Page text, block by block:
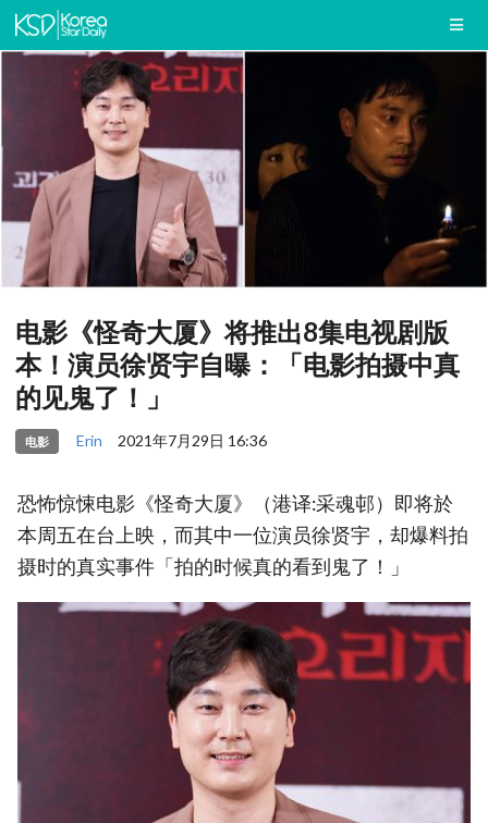
电影《怪奇大厦》将推出8集电视剧版
本！演员徐贤宇自曝：「电影拍摄中真
的见鬼了！」
电影 Erin 2021年7月29日 16:36
恐怖惊悚电影《怪奇大厦》（港译:采魂邨）即将於
本周五在台上映，而其中一位演员徐贤宇，却爆料拍
摄时的真实事件「拍的时候真的看到鬼了！」